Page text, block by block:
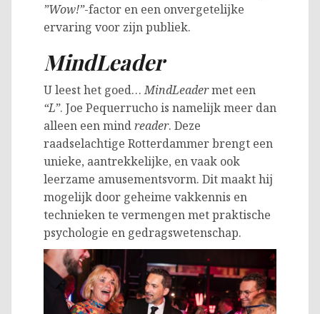
”Wow!”-factor en een onvergetelijke
ervaring voor zijn publiek.
MindLeader
U leest het goed…MindLeadermet een
“L”. Joe Pequerrucho is namelijk meer dan
alleen een mindreader. Deze
raadselachtige Rotterdammer brengt een
unieke, aantrekkelijke, en vaak ook
leerzame amusementsvorm. Dit maakt hij
mogelijk door geheime vakkennis en
technieken te vermengen met praktische
psychologie en gedragswetenschap.